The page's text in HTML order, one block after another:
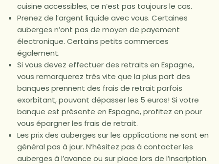
cuisine accessibles, ce n’est pas toujours le cas.
Prenez de l’argent liquide avec vous. Certaines
auberges n’ont pas de moyen de payement
électronique. Certains petits commerces
également.
Si vous devez effectuer des retraits en Espagne,
vous remarquerez très vite que la plus part des
banques prennent des frais de retrait parfois
exorbitant, pouvant dépasser les 5 euros! Si votre
banque est présente en Espagne, profitez en pour
vous épargner les frais de retrait.
Les prix des auberges sur les applications ne sont en
général pas à jour. N’hésitez pas à contacter les
auberges à l’avance ou sur place lors de l’inscription.